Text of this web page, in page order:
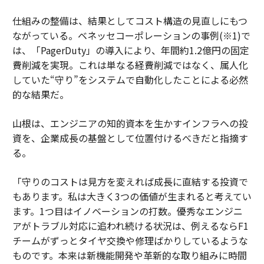
仕組みの整備は、結果としてコスト構造の見直しにもつ
ながっている。ベネッセコーポレーションの事例(※1)で
は、「PagerDuty」の導入により、年間約1.2億円の固定
費削減を実現。これは単なる経費削減ではなく、属人化
していた“守り”をシステムで自動化したことによる必然
的な結果だ。
山根は、エンジニアの知的資本を生かすインフラへの投
資を、企業成長の基盤として位置付けるべきだと指摘す
る。
「守りのコストは見方を変えれば成長に直結する投資で
もあります。私は大きく3つの価値が生まれると考えてい
ます。1つ目はイノベーションの打数。優秀なエンジニ
アがトラブル対応に追われ続ける状況は、例えるならF1
チームがずっとタイヤ交換や修理ばかりしているような
ものです。本来は新機能開発や革新的な取り組みに時間